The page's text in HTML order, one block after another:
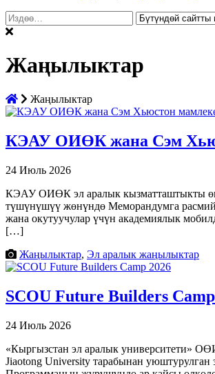
Издөө:
Жаңылыктар
Жаңылыктар
КЭАУ ОИӨК жана Сэм
24 Июль 2026
КЭАУ ОИӨК эл аралык кызматташтыкты
түшүнүшүү жөнүндө Меморандумга расмий
жана окутуучулар үчүн академиялык
[…]
Жаңылыктар, Эл аралык жаңылыктар
SCOU Future Builders
24 Июль 2026
«Кыргызстан эл аралык университети»
Jiaotong University тарабынан